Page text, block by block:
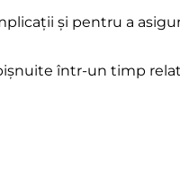
și pentru a
într-un timp